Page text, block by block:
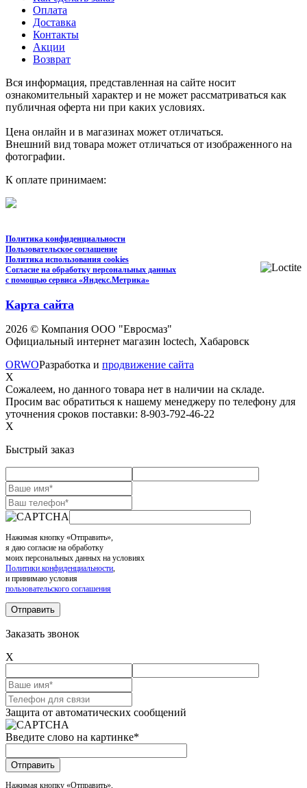
Оплата
Доставка
Контакты
Акции
Возврат
Вся информация, представленная на сайте носит
ознакомительный характер и не может рассматриваться как
публичная оферта ни при каких условиях.
Цена онлайн и в магазинах может отличаться.
Внешний вид товара может отличаться от изображенного на
фотографии.
К оплате принимаем:
Политика конфиденциальности
Пользовательское соглашение
Политика использования cookies
Согласие на обработку персональных данных
с помощью сервиса «Яндекс.Метрика»
Карта сайта
2026 © Компания ООО "Евросмаз"
Официальный интернет магазин loctech, Хабаровск
ORWOРазработка и продвижение сайта
X
Сожалеем, но данного товара нет в наличии на складе.
Просим вас обратиться к нашему менеджеру по телефону для
уточнения сроков поставки: 8-903-792-46-22
X
Быстрый заказ
Нажимая кнопку «Отправить»,
я даю согласие на обработку
моих персональных данных на условиях
Политики конфиденциальности
и принимаю условия
пользовательского соглашения
Заказать звонок
X
Защита от автоматических сообщений
Введите слово на картинке*
Нажимая кнопку «Отправить»,